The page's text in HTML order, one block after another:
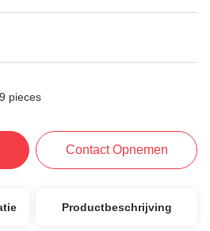
pieces
Contact Opnemen
Productbeschrijving